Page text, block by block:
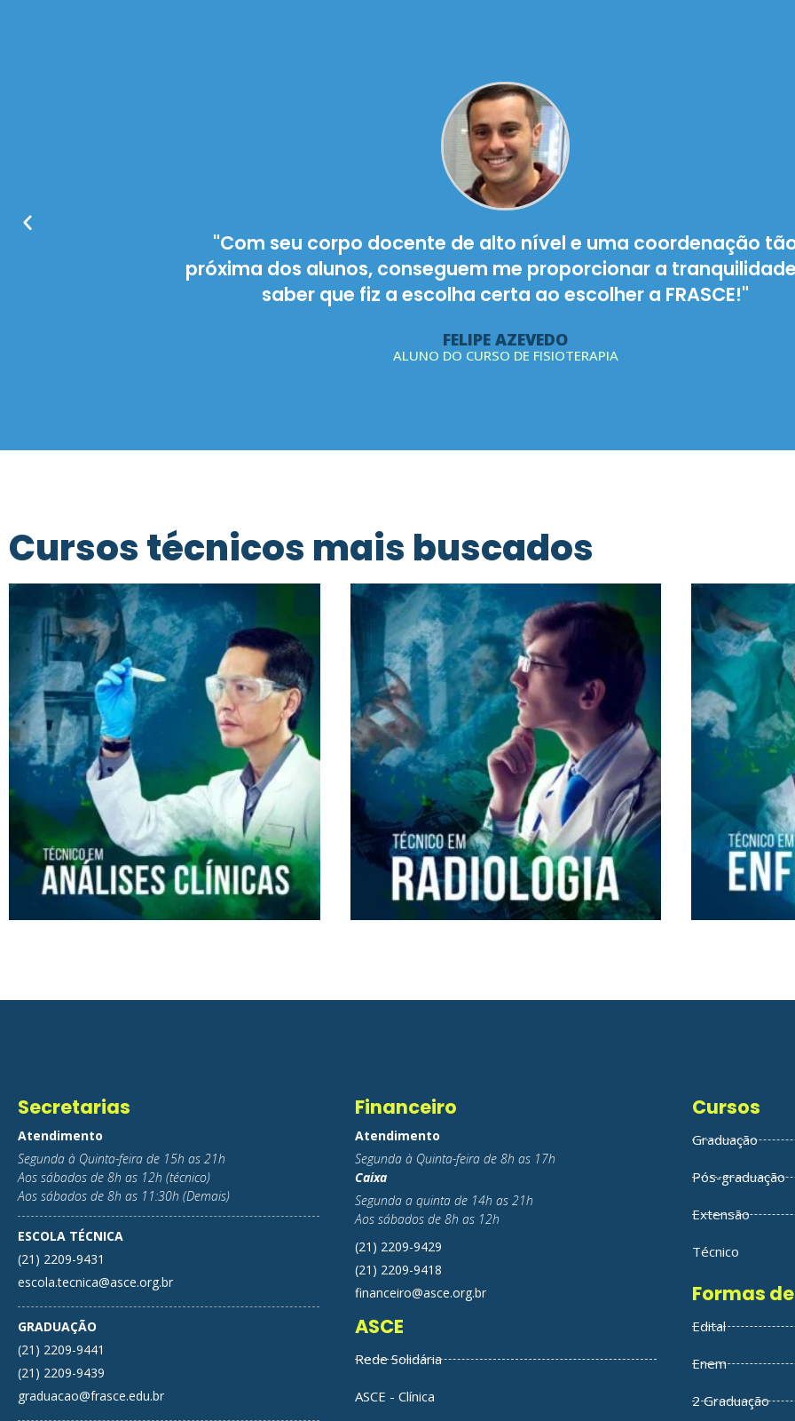
"“Orgulho por ter escolhido a FRASCE para minha formação
Fisioterapia. Instituição conceituada que preza pela formação
humanizada , com um Corpo Docente qualificado."
ANGELITA
ALUNA DE PÓS GRADUAÇÃO
Cursos técnicos mais buscados
Secretarias
Atendimento
Segunda à Quinta-feira de 15h as 21h
Aos sábados de 8h as 12h (técnico)
Aos sábados de 8h as 11:30h (Demais)
ESCOLA TÉCNICA
(21) 2209-9431
escola.tecnica@asce.org.br
GRADUAÇÃO
(21) 2209-9441
(21) 2209-9439
graduacao@frasce.edu.br
Financeiro
Atendimento
Segunda à Quinta-feira de 8h as 17h
Caixa
Segunda a quinta de 14h as 21h
Aos sábados de 8h as 12h
(21) 2209-9429
(21) 2209-9418
financeiro@asce.org.br
ASCE
Rede Solidária
ASCE - Clínica
Cursos
Graduação
Pós-graduação
Extensão
Técnico
Formas
Edital
Enem
2 Graduação